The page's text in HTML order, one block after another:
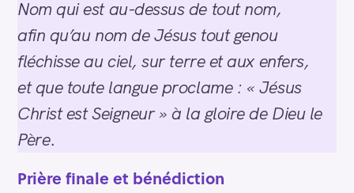
Nom qui est au-dessus de tout nom,
afin qu’au nom de Jésus tout genou
fléchisse au ciel, sur terre et aux enfers,
et que toute langue proclame : « Jésus
Christ est Seigneur » à la gloire de Dieu le
Père.
Prière finale et bénédiction